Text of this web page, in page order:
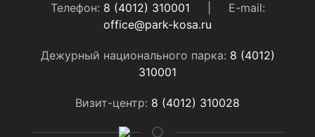
Телефон: 8 (4012) 310001
E-mail:
office@park-kosa.ru
Дежурный национального парка: 8 (4012)
310001
Визит-центр: 8 (4012) 310028